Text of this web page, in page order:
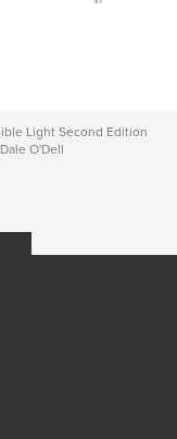
Light Second Edition
O'Dell